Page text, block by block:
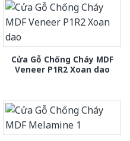
Cửa Gỗ Chống Cháy MDF
Veneer P1R2 Xoan dao